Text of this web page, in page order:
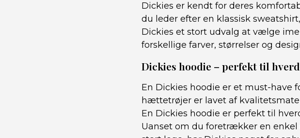
Dickies er kendt for deres
du leder efter en klassisk
Dickies et stort udvalg at vælge
forskellige farver, størrelser og
Dickies hoodie – perfekt til
En Dickies hoodie er et must-have
hættetrøjer er lavet af
En Dickies hoodie er perfekt til
Uanset om du foretrækker en